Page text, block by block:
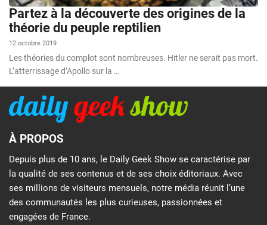
Partez à la découverte des origines de la
théorie du peuple reptilien
12 octobre 2019
Les théories du complot sont nombreuses. Hitler ne serait pas mort.
L’atterrissage d’Apollo sur la …
À PROPOS
Depuis plus de 10 ans, le Daily Geek Show se caractérise par
la qualité de ses contenus et de ses choix éditoriaux. Avec
ses millions de visiteurs mensuels, notre média réunit l’une
des communautés les plus curieuses, passionnées et
engagées de France.